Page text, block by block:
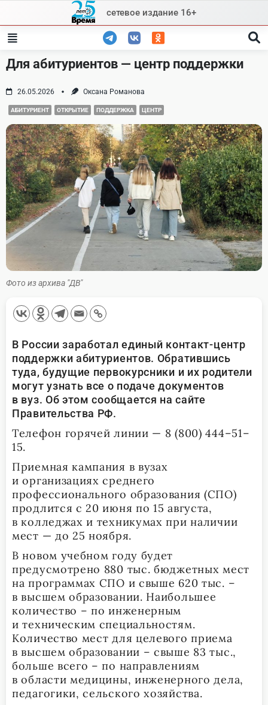
content
сетевое издание 16+
Для абитуриентов — центр поддержки
26.05.2026 Оксана Романова
АБИТУРИЕНТ ОТКРЫТИЕ ПОДДЕРЖКА ЦЕНТР
Фото из архива "ДВ"
В России заработал единый контакт-центр
поддержки абитуриентов. Обратившись
туда, будущие первокурсники и их родители
могут узнать все о подаче документов
в вуз. Об этом сообщается на сайте
Правительства РФ.
Телефон горячей линии — 8 (800) 444–51–
15.
Приемная кампания в вузах
и организациях среднего
профессионального образования (СПО)
продлится с 20 июня по 15 августа,
в колледжах и техникумах при наличии
мест — до 25 ноября.
В новом учебном году будет
предусмотрено 880 тыс. бюджетных мест
на программах СПО и свыше 620 тыс. –
в высшем образовании. Наибольшее
количество – по инженерным
и техническим специальностям.
Количество мест для целевого приема
в высшем образовании – свыше 83 тыс.,
больше всего – по направлениям
в области медицины, инженерного дела,
педагогики, сельского хозяйства.